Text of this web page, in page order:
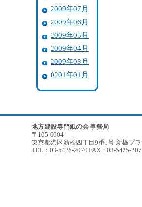
2009年07月
2009年06月
2009年05月
2009年04月
2009年03月
0201年01月
地方建設専門紙の会 事務局
〒105-0004
東京都港区新橋四丁目9番1号 新橋プ
TEL：03-5425-2070 FAX：03-5425-